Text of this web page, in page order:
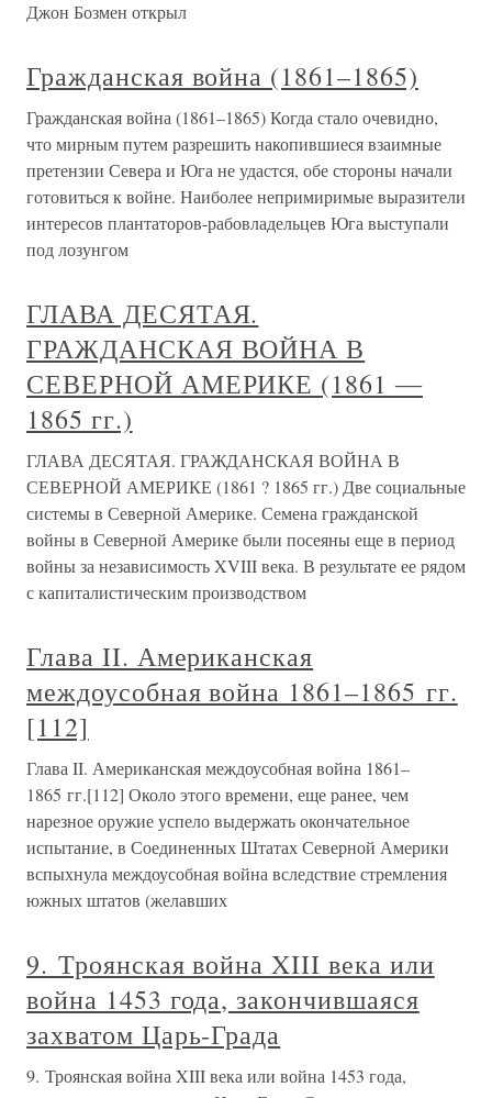
Джон Бозмен открыл
Гражданская война (1861–1865)
Гражданская война (1861–1865) Когда стало очевидно,
что мирным путем разрешить накопившиеся взаимные
претензии Севера и Юга не удастся, обе стороны начали
готовиться к войне. Наиболее непримиримые выразители
интересов плантаторов-рабовладельцев Юга выступали
под лозунгом
ГЛАВА ДЕСЯТАЯ.
ГРАЖДАНСКАЯ ВОЙНА В
СЕВЕРНОЙ АМЕРИКЕ (1861 ―
1865 гг.)
ГЛАВА ДЕСЯТАЯ. ГРАЖДАНСКАЯ ВОЙНА В
СЕВЕРНОЙ АМЕРИКЕ (1861 ? 1865 гг.) Две социальные
системы в Северной Америке. Семена гражданской
войны в Северной Америке были посеяны еще в период
войны за независимость XVIII века. В результате ее рядом
с капиталистическим производством
Глава II. Американская
междоусобная война 1861–1865 гг.
[112]
Глава II. Американская междоусобная война 1861–
1865 гг.[112] Около этого времени, еще ранее, чем
нарезное оружие успело выдержать окончательное
испытание, в Соединенных Штатах Северной Америки
вспыхнула междоусобная война вследствие стремления
южных штатов (желавших
9. Троянская война XIII века или
война 1453 года, закончившаяся
захватом Царь-Града
9. Троянская война XIII века или война 1453 года,